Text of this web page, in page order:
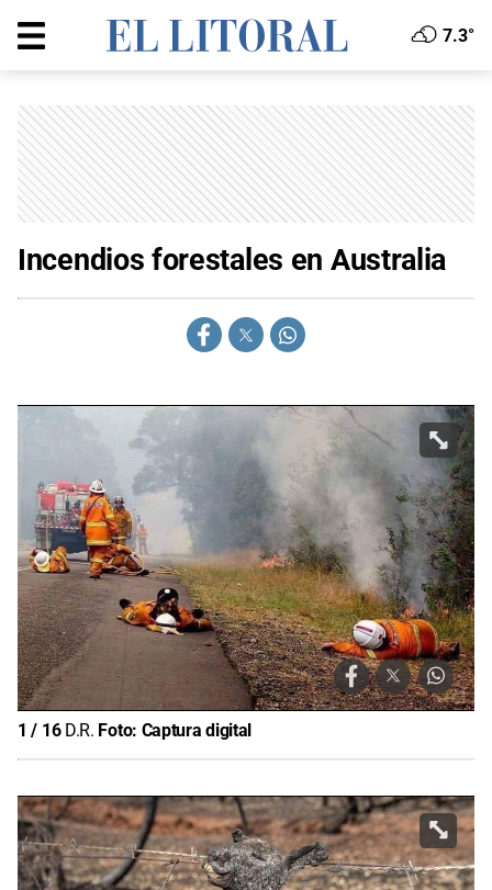
7.3°
Incendios forestales en Australia
1 / 16 D.R. Foto: Captura digital